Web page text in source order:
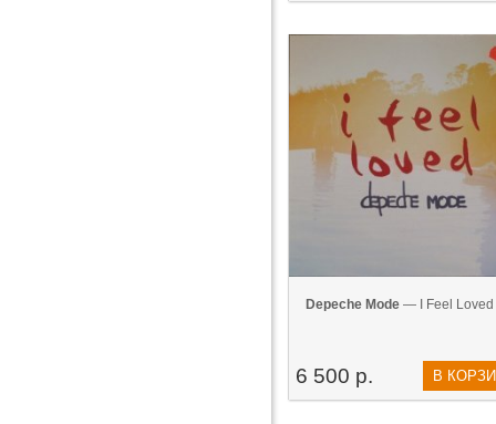
Depeche Mode — I Feel Loved
6 500 р. В